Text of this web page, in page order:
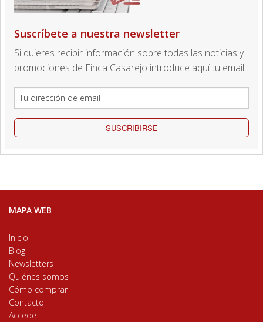
Suscríbete a nuestra newsletter
Si quieres recibir información sobre todas las noticias y
promociones de Finca Casarejo introduce aquí tu email.
SUSCRIBIRSE
MAPA WEB
Inicio
Blog
Newsletters
Quiénes somos
Cómo comprar
Contacto
Accede